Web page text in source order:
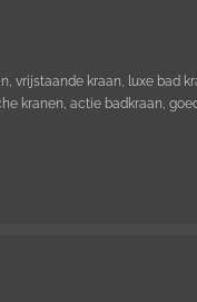
vrijstaande kraan, luxe bad
kranen, actie badkraan,